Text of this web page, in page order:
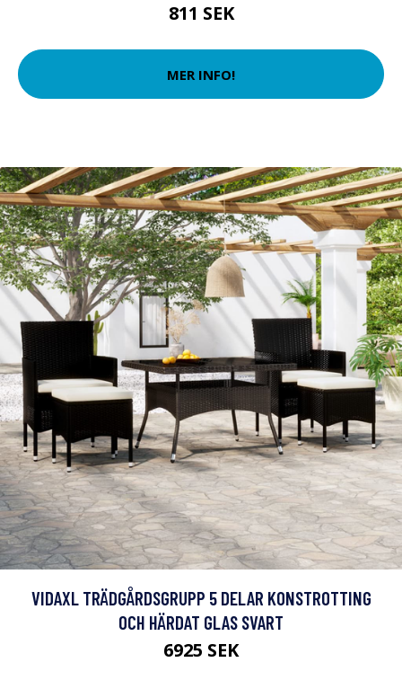
811 SEK
MER INFO!
VIDAXL TRÄDGÅRDSGRUPP 5 DELAR KONSTROTTING
OCH HÄRDAT GLAS SVART
6925 SEK